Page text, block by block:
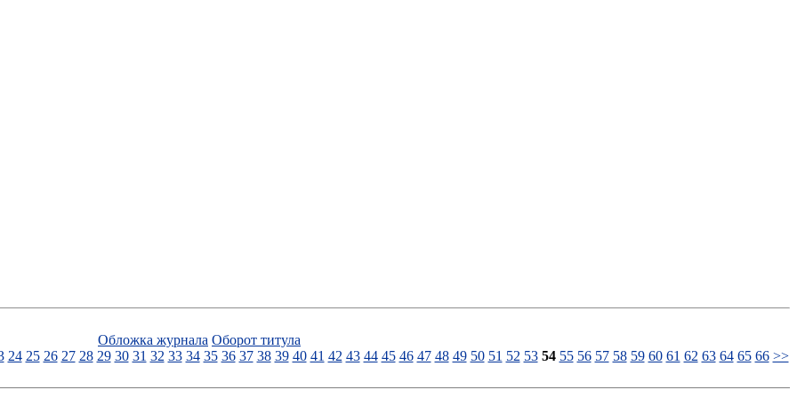
Обложка журнала Оборот титула
24 25 26 27 28 29 30 31 32 33 34 35 36 37 38 39 40 41 42 43 44 45 46 47 48 49 50 51 52 53 54 55 56 57 58 59 60 61 62 63 64 65 66 >>